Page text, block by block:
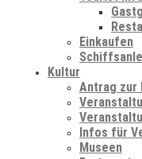
Einkaufen
Kultur
Antrag zur
Infos für
Museen